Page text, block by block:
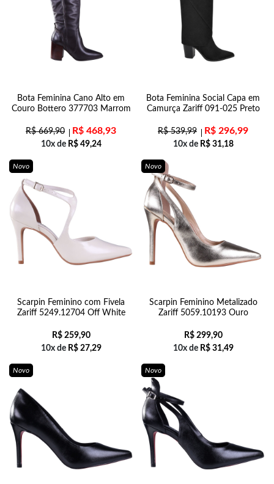
Bota Feminina Cano Alto em
Couro Bottero 377703 Marrom
R$669,90 R$ 468,93
10x de R$49,24
Bota Feminina Social Capa em
Camurça Zariff 091-025 Preto
R$539,99 R$ 296,99
10x de R$31,18
Novo
Scarpin Feminino com Fivela
Zariff 5249.12704 Off White
R$259,90
10x de R$27,29
Novo
Scarpin Feminino Metalizado
Zariff 5059.10193 Ouro
R$299,90
10x de R$31,49
Novo Novo